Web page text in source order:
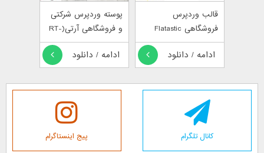
قالب وردپرس
فروشگاهی Flatastic
ادامه / دانلود
پوسته وردپرس شرکتی
و فروشگاهی آرتی(RT-
Theme 18)
ادامه / دانلود
کانال تلگرام پیج اینستاگرام